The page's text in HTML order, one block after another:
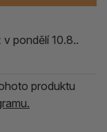
pondělí 10.8..
produktu